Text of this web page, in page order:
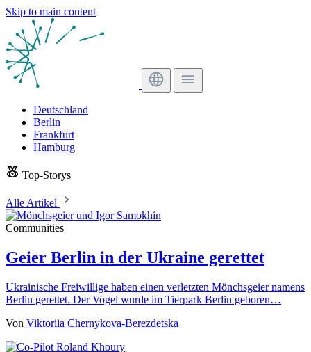
Skip to main content
Deutschland
Berlin
Frankfurt
Hamburg
Top-Storys
Alle Artikel
Communities
Geier Berlin in der Ukraine gerettet
Ukrainische Freiwillige haben einen verletzten Mönchsgeier namens
Berlin gerettet. Der Vogel wurde im Tierpark Berlin geboren…
Von Viktoriia Chernykova-Berezdetska